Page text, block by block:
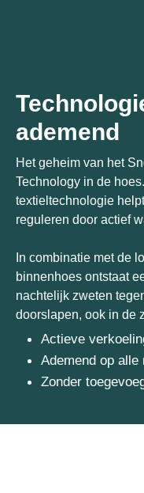
ademend
Het geheim van het
Technology in de
textieltechnologie
reguleren door actief
In combinatie met de
binnenhoes ontstaat
nachtelijk zweten
doorslapen, ook in de
Actieve
Ademend op alle
Zonder